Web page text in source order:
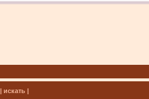
| искать |